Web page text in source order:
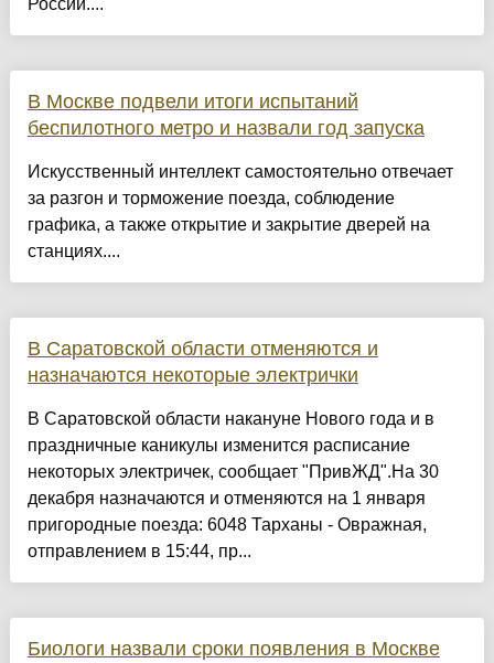
России....
В Москве подвели итоги испытаний
беспилотного метро и назвали год запуска
Искусственный интеллект самостоятельно отвечает
за разгон и торможение поезда, соблюдение
графика, а также открытие и закрытие дверей на
станциях....
В Саратовской области отменяются и
назначаются некоторые электрички
В Саратовской области накануне Нового года и в
праздничные каникулы изменится расписание
некоторых электричек, сообщает "ПривЖД".На 30
декабря назначаются и отменяются на 1 января
пригородные поезда: 6048 Тарханы - Овражная,
отправлением в 15:44, пр...
Биологи назвали сроки появления в Москве